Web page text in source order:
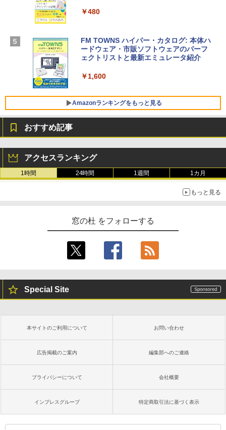
SSD インテル Core 5
￥129,800
ersonal/Copilotキー搭載/Win 11/15.6型/
Core i5/16GB/SSD 512GB/ホワイト) FM
VWK3E15W_AZ
Windows版 | Minecraft (マインクラフ
ト): Java & Bedrock Edition | オンライ
￥480
FM TOWNS ハイパー・カタログ: 本体ハ
ードウェア・市販ソフトウェアのパーフ
ェクトリストと最新エミュレータ紹介
￥1,600
Amazonランキングをもっと見る
ない、大きな画面で読みやすい、6週間持
続バッテリー、6インチディスプレイ電子
書籍リーダー、マッチャ、16GB、広告な
し
Kindle Paperwhite シグニチャーエディ
るさ自動調整、色調調節ライト、12週間
持続バッテリー、広告なし、メタリック
ブラック
￥27,980
ンチディスプレイ、色調調節ライト、12
週間持続バッテリー、広告なし、ブラッ
Amazon Kindle Colorsoft | 16GBストレ
ージ、防水、7インチカラーディスプレ
イ、色調調節ライト、最大8週間持続バッ
テリー、広告無し、ブラック (2025年発
売)
おすすめ記事
アクセスランキング
1時間 24時間 1週間 1カ月
もっと見る
窓の杜 をフォローする
Special Site
本サイトのご利用について お問い合わせ
広告掲載のご案内 編集部へのご連絡
プライバシーについて 会社概要
インプレスグループ 特定商取引法に基づく表示